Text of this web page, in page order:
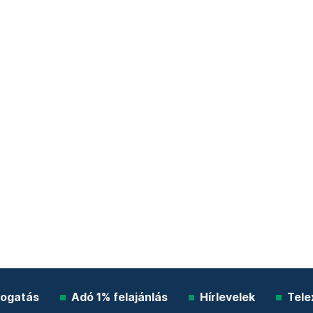
Adó 1% felajánlás Hírlevelek